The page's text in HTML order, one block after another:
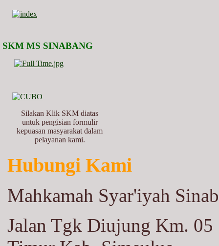
SKM MS SINABANG
Silakan Klik SKM diatas
untuk pengisian formulir
kepuasan masyarakat dalam
pelayanan kami.
Hubungi Kami
Mahkamah Syar'iyah
Jalan Tgk Diujung Km.